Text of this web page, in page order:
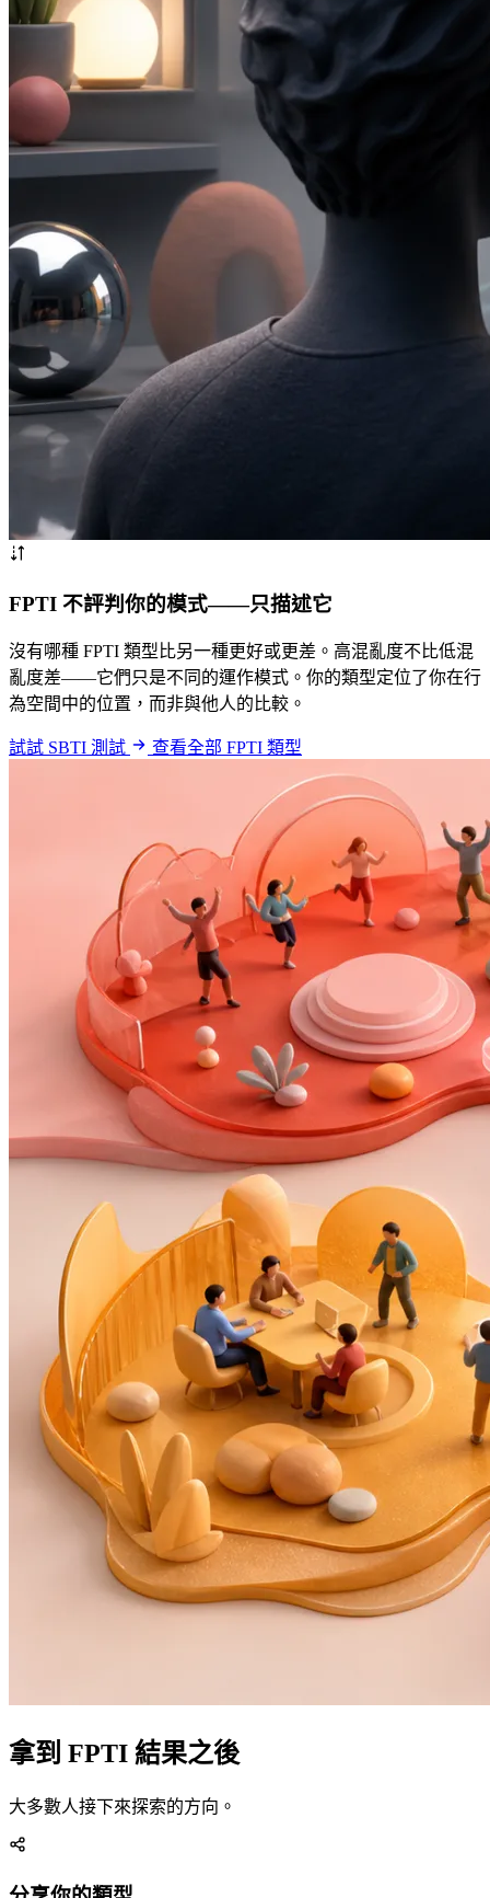
FPTI 不評判你的模式——只描述它
沒有哪種 FPTI 類型比另一種更好或更差。高混亂度不比低混
亂度差——它們只是不同的運作模式。你的類型定位了你在行
為空間中的位置，而非與他人的比較。
試試 SBTI 測試 查看全部 FPTI 類型
拿到 FPTI 結果之後
大多數人接下來探索的方向。